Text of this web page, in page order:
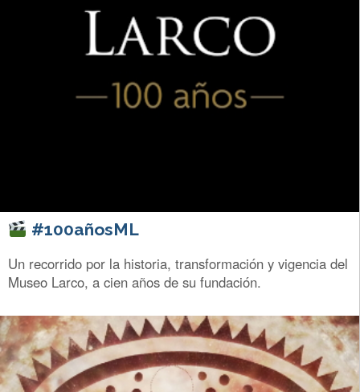
#100añosML
Un recorrido por la historia, transformación y vigencia del
Museo Larco, a cien años de su fundación.